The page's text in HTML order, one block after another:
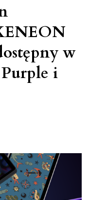
w
i